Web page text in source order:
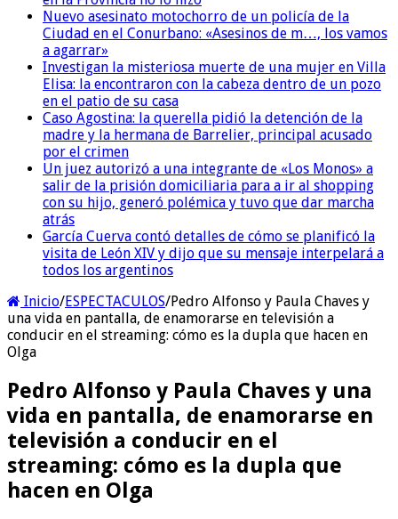
Nuevo asesinato motochorro de un policía de la
Ciudad en el Conurbano: «Asesinos de m…, los vamos
a agarrar»
Investigan la misteriosa muerte de una mujer en Villa
Elisa: la encontraron con la cabeza dentro de un pozo
en el patio de su casa
Caso Agostina: la querella pidió la detención de la
madre y la hermana de Barrelier, principal acusado
por el crimen
Un juez autorizó a una integrante de «Los Monos» a
salir de la prisión domiciliaria para a ir al shopping
con su hijo, generó polémica y tuvo que dar marcha
atrás
García Cuerva contó detalles de cómo se planificó la
visita de León XIV y dijo que su mensaje interpelará a
todos los argentinos
Inicio/ESPECTACULOS/Pedro Alfonso y Paula Chaves y
una vida en pantalla, de enamorarse en televisión a
conducir en el streaming: cómo es la dupla que hacen en
Olga
Pedro Alfonso y Paula Chaves y una
vida en pantalla, de enamorarse en
televisión a conducir en el
streaming: cómo es la dupla que
hacen en Olga